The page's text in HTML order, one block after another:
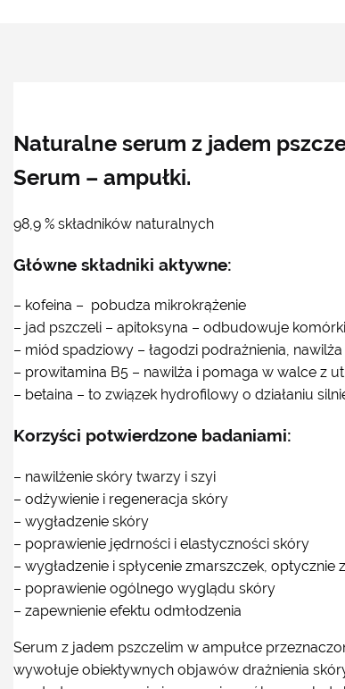
Naturalne serum z jadem
Serum – ampułki.
98,9 % składników naturalnych
Główne składniki aktywne:
– kofeina – pobudza mikrokrążenie
– jad pszczeli – apitoksyna – odbudowuje
– miód spadziowy – łagodzi podrażnienia, nawilża
– prowitamina B5 – nawilża i pomaga w walce z
– betaina – to związek hydrofilowy o działaniu
Korzyści potwierdzone badaniami:
– nawilżenie skóry twarzy i szyi
– odżywienie i regeneracja skóry
– wygładzenie skóry
– poprawienie jędrności i elastyczności skóry
– wygładzenie i spłycenie zmarszczek,
– poprawienie ogólnego wyglądu skóry
– zapewnienie efektu odmłodzenia
Serum z jadem pszczelim w ampułce
wywołuje obiektywnych objawów drażnienia